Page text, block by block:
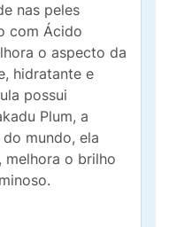
nas peles
com Ácido
o aspecto da
hidratante e
possui
Plum, a
mundo, ela
melhora o brilho